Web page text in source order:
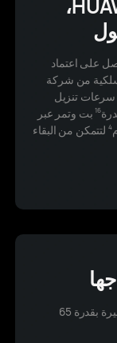
على اعتماد
من شركة
SGS، يعزز HUAWEI MateBook D 16 سرعات تنزيل
16بت وتمر عبر
4 لتتمكن من البقاء
بطارية الشحن الفائق SuperCharge وسعة كبيرة بقدرة 65